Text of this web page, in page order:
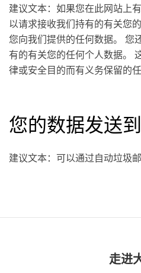
建议文本：如果您在此网站上
以请求接收我们持有的有关您
您向我们提供的任何数据。 您
有的有关您的任何个人数据。
律或安全目的而有义务保留的任
您的数据发送
建议文本：可以通过自动垃圾
走进